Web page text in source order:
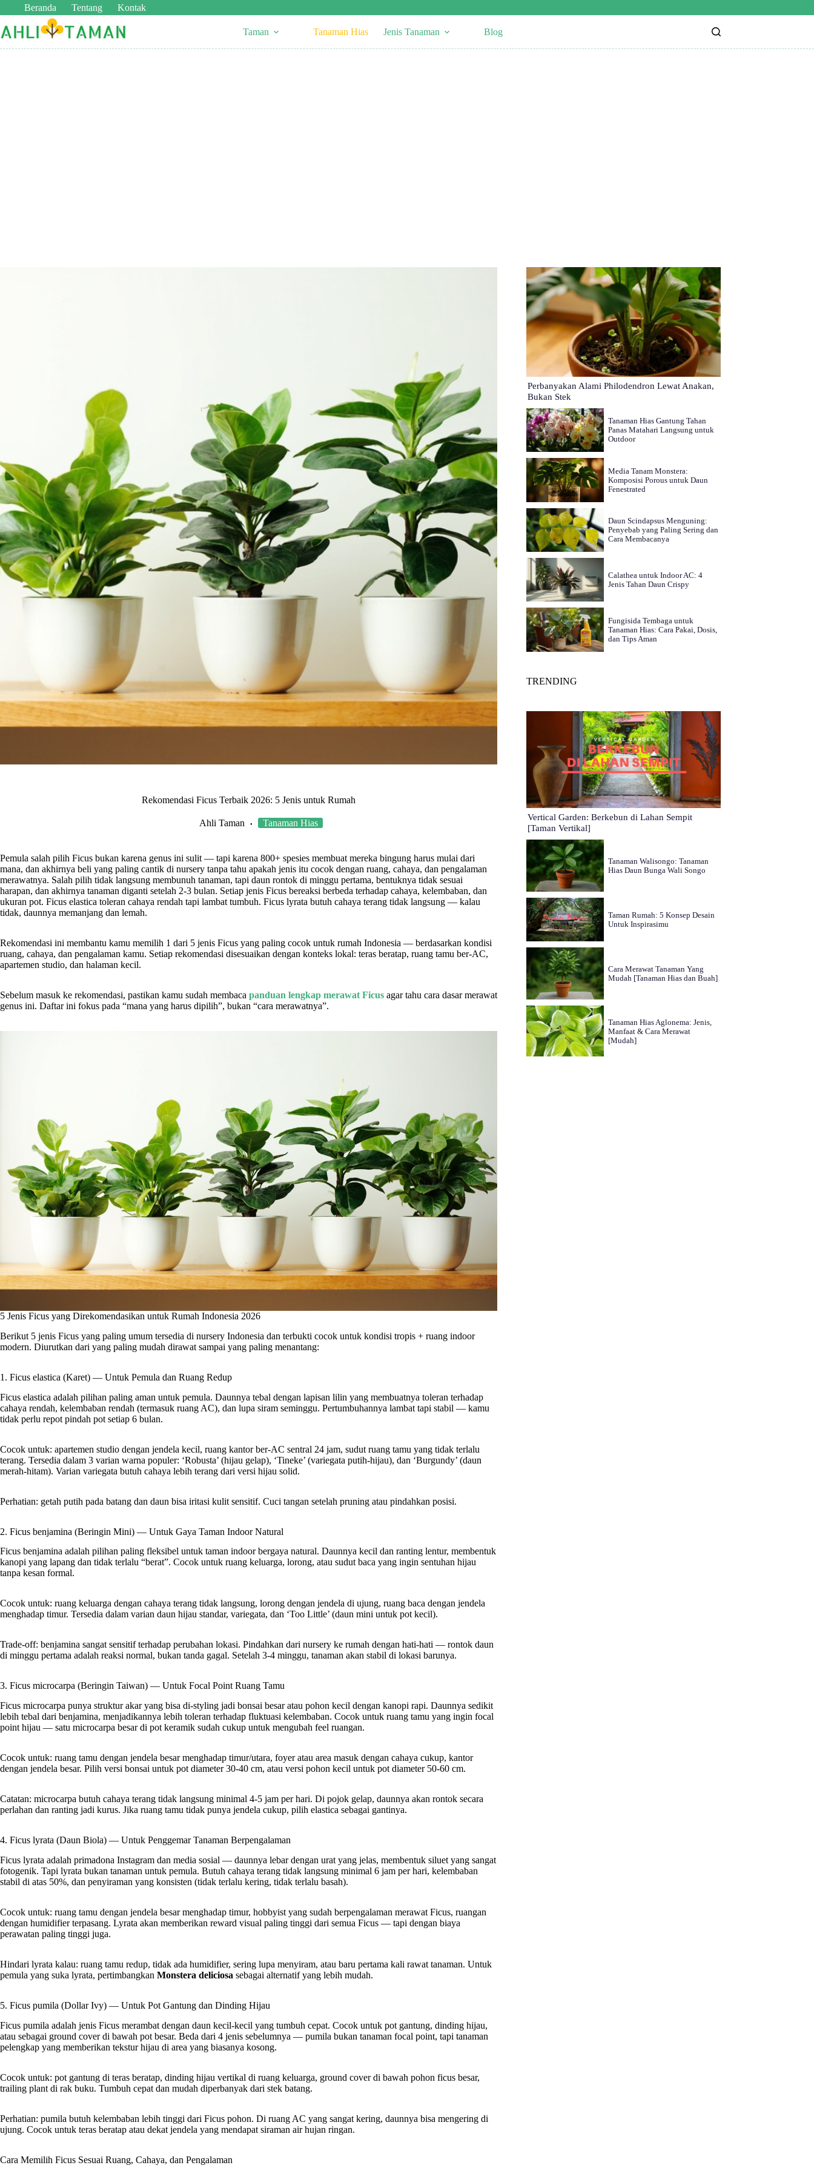
Beranda Tentang Kontak
Taman Tanaman Hias Jenis Tanaman Blog
Rekomendasi Ficus Terbaik 2026: 5 Jenis untuk Rumah
Ahli Taman Tanaman Hias
Pemula salah pilih Ficus bukan karena genus ini sulit — tapi karena 800+ spesies membuat mereka bingung harus mulai dari
mana, dan akhirnya beli yang paling cantik di nursery tanpa tahu apakah jenis itu cocok dengan ruang, cahaya, dan pengalaman
merawatnya. Salah pilih tidak langsung membunuh tanaman, tapi daun rontok di minggu pertama, bentuknya tidak sesuai
harapan, dan akhirnya tanaman diganti setelah 2-3 bulan. Setiap jenis Ficus bereaksi berbeda terhadap cahaya, kelembaban, dan
ukuran pot. Ficus elastica toleran cahaya rendah tapi lambat tumbuh. Ficus lyrata butuh cahaya terang tidak langsung — kalau
tidak, daunnya memanjang dan lemah.
Rekomendasi ini membantu kamu memilih 1 dari 5 jenis Ficus yang paling cocok untuk rumah Indonesia — berdasarkan kondisi
ruang, cahaya, dan pengalaman kamu. Setiap rekomendasi disesuaikan dengan konteks lokal: teras beratap, ruang tamu ber-AC,
apartemen studio, dan halaman kecil.
Sebelum masuk ke rekomendasi, pastikan kamu sudah membaca panduan lengkap merawat Ficus agar tahu cara dasar merawat
genus ini. Daftar ini fokus pada “mana yang harus dipilih”, bukan “cara merawatnya”.
5 Jenis Ficus yang Direkomendasikan untuk Rumah Indonesia 2026
Berikut 5 jenis Ficus yang paling umum tersedia di nursery Indonesia dan terbukti cocok untuk kondisi tropis + ruang indoor
modern. Diurutkan dari yang paling mudah dirawat sampai yang paling menantang:
1. Ficus elastica (Karet) — Untuk Pemula dan Ruang Redup
Ficus elastica adalah pilihan paling aman untuk pemula. Daunnya tebal dengan lapisan lilin yang membuatnya toleran terhadap
cahaya rendah, kelembaban rendah (termasuk ruang AC), dan lupa siram seminggu. Pertumbuhannya lambat tapi stabil — kamu
tidak perlu repot pindah pot setiap 6 bulan.
Cocok untuk: apartemen studio dengan jendela kecil, ruang kantor ber-AC sentral 24 jam, sudut ruang tamu yang tidak terlalu
terang. Tersedia dalam 3 varian warna populer: ‘Robusta’ (hijau gelap), ‘Tineke’ (variegata putih-hijau), dan ‘Burgundy’ (daun
merah-hitam). Varian variegata butuh cahaya lebih terang dari versi hijau solid.
Perhatian: getah putih pada batang dan daun bisa iritasi kulit sensitif. Cuci tangan setelah pruning atau pindahkan posisi.
2. Ficus benjamina (Beringin Mini) — Untuk Gaya Taman Indoor Natural
Ficus benjamina adalah pilihan paling fleksibel untuk taman indoor bergaya natural. Daunnya kecil dan ranting lentur, membentuk
kanopi yang lapang dan tidak terlalu “berat”. Cocok untuk ruang keluarga, lorong, atau sudut baca yang ingin sentuhan hijau
tanpa kesan formal.
Cocok untuk: ruang keluarga dengan cahaya terang tidak langsung, lorong dengan jendela di ujung, ruang baca dengan jendela
menghadap timur. Tersedia dalam varian daun hijau standar, variegata, dan ‘Too Little’ (daun mini untuk pot kecil).
Trade-off: benjamina sangat sensitif terhadap perubahan lokasi. Pindahkan dari nursery ke rumah dengan hati-hati — rontok daun
di minggu pertama adalah reaksi normal, bukan tanda gagal. Setelah 3-4 minggu, tanaman akan stabil di lokasi barunya.
3. Ficus microcarpa (Beringin Taiwan) — Untuk Focal Point Ruang Tamu
Ficus microcarpa punya struktur akar yang bisa di-styling jadi bonsai besar atau pohon kecil dengan kanopi rapi. Daunnya sedikit
lebih tebal dari benjamina, menjadikannya lebih toleran terhadap fluktuasi kelembaban. Cocok untuk ruang tamu yang ingin focal
point hijau — satu microcarpa besar di pot keramik sudah cukup untuk mengubah feel ruangan.
Cocok untuk: ruang tamu dengan jendela besar menghadap timur/utara, foyer atau area masuk dengan cahaya cukup, kantor
dengan jendela besar. Pilih versi bonsai untuk pot diameter 30-40 cm, atau versi pohon kecil untuk pot diameter 50-60 cm.
Catatan: microcarpa butuh cahaya terang tidak langsung minimal 4-5 jam per hari. Di pojok gelap, daunnya akan rontok secara
perlahan dan ranting jadi kurus. Jika ruang tamu tidak punya jendela cukup, pilih elastica sebagai gantinya.
4. Ficus lyrata (Daun Biola) — Untuk Penggemar Tanaman Berpengalaman
Ficus lyrata adalah primadona Instagram dan media sosial — daunnya lebar dengan urat yang jelas, membentuk siluet yang sangat
fotogenik. Tapi lyrata bukan tanaman untuk pemula. Butuh cahaya terang tidak langsung minimal 6 jam per hari, kelembaban
stabil di atas 50%, dan penyiraman yang konsisten (tidak terlalu kering, tidak terlalu basah).
Cocok untuk: ruang tamu dengan jendela besar menghadap timur, hobbyist yang sudah berpengalaman merawat Ficus, ruangan
dengan humidifier terpasang. Lyrata akan memberikan reward visual paling tinggi dari semua Ficus — tapi dengan biaya
perawatan paling tinggi juga.
Hindari lyrata kalau: ruang tamu redup, tidak ada humidifier, sering lupa menyiram, atau baru pertama kali rawat tanaman. Untuk
pemula yang suka lyrata, pertimbangkan Monstera deliciosa sebagai alternatif yang lebih mudah.
5. Ficus pumila (Dollar Ivy) — Untuk Pot Gantung dan Dinding Hijau
Ficus pumila adalah jenis Ficus merambat dengan daun kecil-kecil yang tumbuh cepat. Cocok untuk pot gantung, dinding hijau,
atau sebagai ground cover di bawah pot besar. Beda dari 4 jenis sebelumnya — pumila bukan tanaman focal point, tapi tanaman
pelengkap yang memberikan tekstur hijau di area yang biasanya kosong.
Cocok untuk: pot gantung di teras beratap, dinding hijau vertikal di ruang keluarga, ground cover di bawah pohon ficus besar,
trailing plant di rak buku. Tumbuh cepat dan mudah diperbanyak dari stek batang.
Perhatian: pumila butuh kelembaban lebih tinggi dari Ficus pohon. Di ruang AC yang sangat kering, daunnya bisa mengering di
ujung. Cocok untuk teras beratap atau dekat jendela yang mendapat siraman air hujan ringan.
Cara Memilih Ficus Sesuai Ruang, Cahaya, dan Pengalaman
Perbanyakan Alami Philodendron Lewat Anakan,
Bukan Stek
Tanaman Hias Gantung Tahan
Panas Matahari Langsung untuk
Outdoor
Media Tanam Monstera:
Komposisi Porous untuk Daun
Fenestrated
Daun Scindapsus Menguning:
Penyebab yang Paling Sering dan
Cara Membacanya
Calathea untuk Indoor AC: 4
Jenis Tahan Daun Crispy
Fungisida Tembaga untuk
Tanaman Hias: Cara Pakai, Dosis,
dan Tips Aman
TRENDING
Vertical Garden: Berkebun di Lahan Sempit
[Taman Vertikal]
Tanaman Walisongo: Tanaman
Hias Daun Bunga Wali Songo
Taman Rumah: 5 Konsep Desain
Untuk Inspirasimu
Cara Merawat Tanaman Yang
Mudah [Tanaman Hias dan Buah]
Tanaman Hias Aglonema: Jenis,
Manfaat & Cara Merawat
[Mudah]